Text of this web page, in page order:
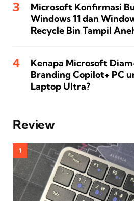
Microsoft Konfirmasi
Windows 11 dan
Recycle Bin Tampil
Kenapa Microsoft
Branding Copilot+ PC
Laptop Ultra?
Review